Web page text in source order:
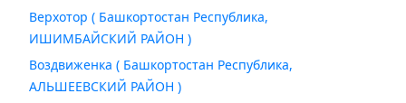
Верхотор ( Башкортостан Республика,
ИШИМБАЙСКИЙ РАЙОН )
Воздвиженка ( Башкортостан Республика,
АЛЬШЕЕВСКИЙ РАЙОН )